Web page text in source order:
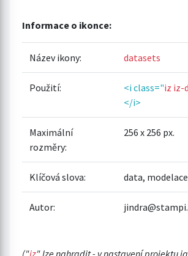
Informace o ikonce:
Název ikony: datasets
Použití: <i class="iz iz-
</i>
Maximální
rozměry:
256 x 256 px.
Klíčová slova: data,
Autor:
("iz" lze nahradit - v nastavení projektu